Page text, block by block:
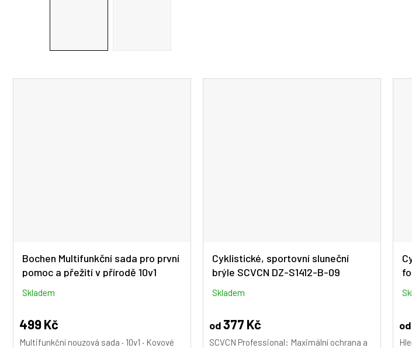
Bochen Multifunkční sada pro první
pomoc a přežití v přírodě 10v1
Skladem
499 Kč
Multifunkční nouzová sada · 10v1 · Kovové
Cyklistické, sportovní sluneční
brýle SCVCN DZ-S1412-B-09
Skladem
od377 Kč
SCVCN Professional: Maximální ochrana a
od